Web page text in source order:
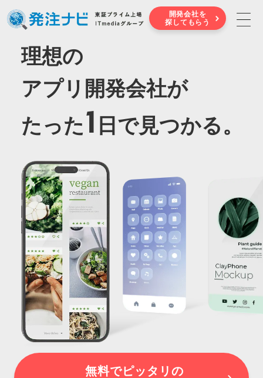
開発会社を
探してもらう
理想の
アプリ開発会社が
たった1 日で見つかる。
無料でピッタリの